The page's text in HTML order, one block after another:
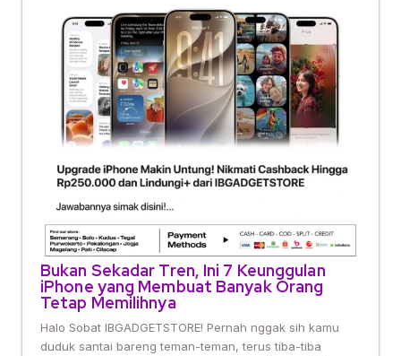
Bukan Sekadar Tren, Ini 7 Keunggulan
iPhone yang Membuat Banyak Orang
Tetap Memilihnya
Halo Sobat IBGADGETSTORE! Pernah nggak sih kamu
duduk santai bareng teman-teman, terus tiba-tiba